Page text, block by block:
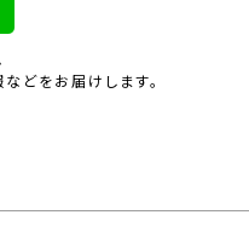
どをお届けします。